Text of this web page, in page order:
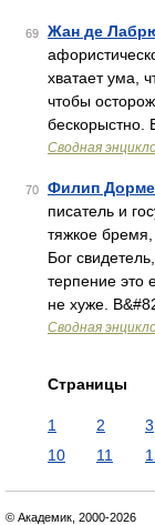
69 Жан де
хватает ума,
чтобы
бескорыстно.
Сводная
70 Филип
писатель и
тяжкое
Бог
терпение это
не хуже.
Сводная
Страницы
1 2 3
10
11
© Академик, 2000-2026